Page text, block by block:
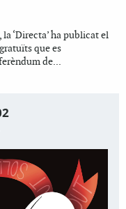
‘Directa’ ha publicat el
que es
de...